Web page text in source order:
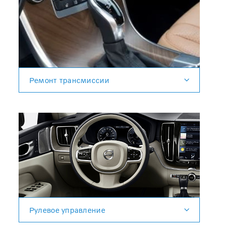
Ремонт трансмиссии
Рулевое управление